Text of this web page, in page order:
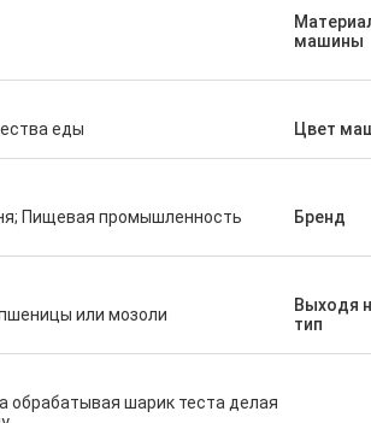
машины
еды Цвет
Пищевая промышленность Бренд
или мозоли
Выходя
тип
обрабатывая шарик теста делая